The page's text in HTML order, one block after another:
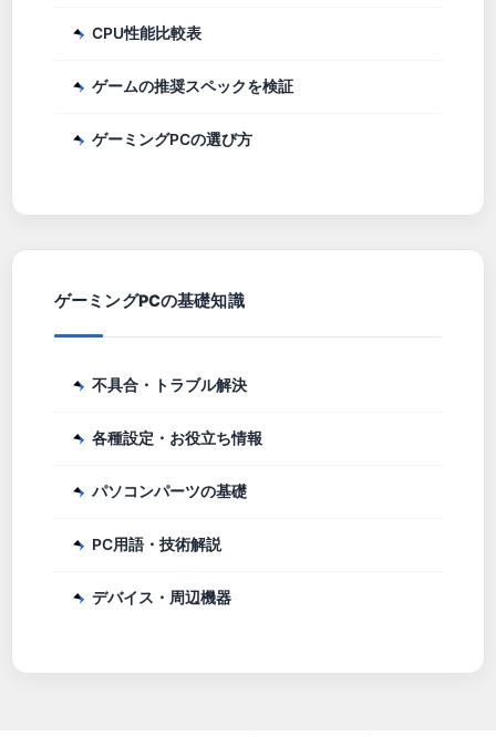
CPU性能比較表
ゲームの推奨スペックを検証
ゲーミングPCの選び方
ゲーミングPCの基礎知識
不具合・トラブル解決
各種設定・お役立ち情報
パソコンパーツの基礎
PC用語・技術解説
デバイス・周辺機器